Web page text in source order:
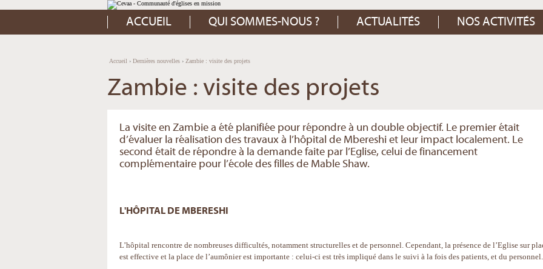
Aller
au
contenu.
Aller
à
Outils
personnels
ACCUEIL QUI SOMMES-NOUS ? ACTUALITÉS NOS ACTIVITÉS
Accueil › Dernières nouvelles › Zambie : visite des projets
Zambie : visite des projets
La visite en Zambie a été planifiée pour répondre à un double objectif. Le premier était
d’évaluer la réalisation des travaux à l’hôpital de Mbereshi et leur impact localement. Le
second était de répondre à la demande faite par l’Eglise, celui de financement
complémentaire pour l’école des filles de Mable Shaw.
L'HÔPITAL DE MBERESHI
L’hôpital rencontre de nombreuses difficultés, notamment structurelles et de personnel. Cependant, la présence de l’Eglise sur
est effective et la place de l’aumônier est importante : celui-ci est très impliqué dans le suivi à la fois des patients, et du personnel.